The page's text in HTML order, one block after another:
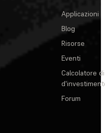
Applicazioni
Blog
Risorse
Eventi
Calcolatore
Forum